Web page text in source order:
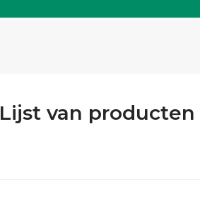
Lijst van